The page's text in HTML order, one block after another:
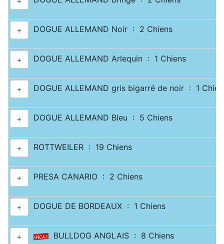
+ DOGUE ALLEMAND Noir : 2 Chiens
+ DOGUE ALLEMAND Arlequin : 1 Chiens
+ DOGUE ALLEMAND gris bigarré de noir : 1
+ DOGUE ALLEMAND Bleu : 5 Chiens
+ ROTTWEILER : 19 Chiens
+ PRESA CANARIO : 2 Chiens
+ DOGUE DE BORDEAUX : 1 Chiens
+ BULLDOG ANGLAIS : 8 Chiens